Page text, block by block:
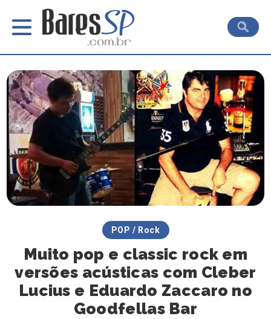
POP / Rock
Muito pop e classic rock em
versões acústicas com Cleber
Lucius e Eduardo Zaccaro no
Goodfellas Bar